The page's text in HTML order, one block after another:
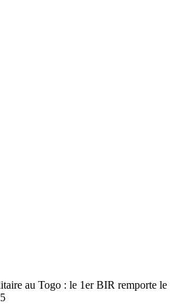
au Togo : le 1er BIR remporte le